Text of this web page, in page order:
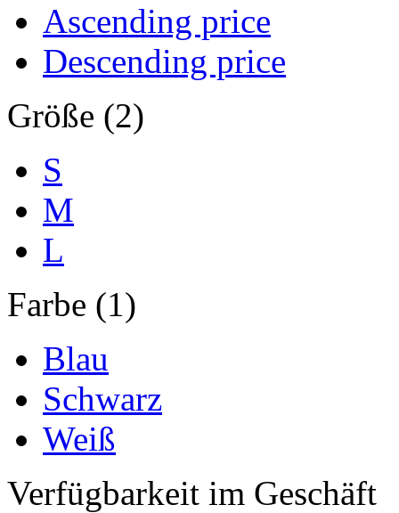
Ascending price
Descending price
Größe (2)
S
M
L
Farbe (1)
Blau
Schwarz
Weiß
Verfügbarkeit im Geschäft